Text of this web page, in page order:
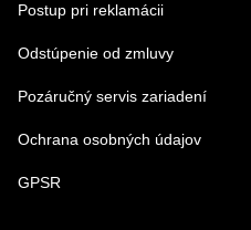
Postup pri reklamácii
Odstúpenie od zmluvy
Pozáručný servis zariadení
Ochrana osobných údajov
GPSR